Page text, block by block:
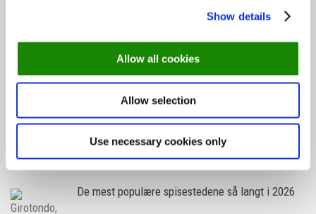
Show details
Allow all cookies
Allow selection
Use necessary cookies only
Helsinki-guiden: Her spiser du i verdens
lykkeligste land
De mest populære spisestedene så langt i 2026